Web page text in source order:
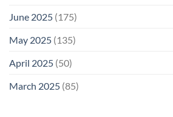
June 2025 (175)
May 2025 (135)
April 2025 (50)
March 2025 (85)